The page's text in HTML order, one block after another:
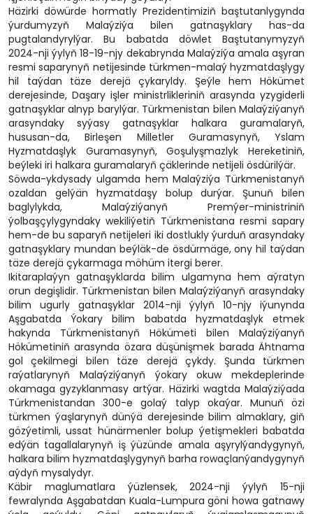
Häzirki döwürde hormatly Prezidentimiziň baştutanlygynda
ýurdumyzyň Malaýziýa bilen gatnaşyklary has-da
pugtalandyrylýar. Bu babatda döwlet Baştutanymyzyň
2024-nji ýylyň 18-19-njy dekabrynda Malaýziýa amala aşyran
resmi saparynyň netijesinde türkmen-malaý hyzmatdaşlygy
hil taýdan täze derejä çykaryldy. Şeýle hem Hökümet
derejesinde, Daşary işler ministrlikleriniň arasynda yzygiderli
gatnaşyklar alnyp barylýar. Türkmenistan bilen Malaýziýanyň
arasyndaky syýasy gatnaşyklar halkara guramalaryň,
hususan-da, Birleşen Milletler Guramasynyň, Yslam
Hyzmatdaşlyk Guramasynyň, Goşulyşmazlyk Hereketiniň,
beýleki iri halkara guramalaryň çäklerinde netijeli ösdürilýär.
Söwda-ykdysady ulgamda hem Malaýziýa Türkmenistanyň
ozaldan gelýän hyzmatdaşy bolup durýar. Şunuň bilen
baglylykda, Malaýziýanyň Premýer-ministriniň
ýolbaşçylygyndaky wekiliýetiň Türkmenistana resmi sapary
hem-de bu saparyň netijeleri iki dostlukly ýurduň arasyndaky
gatnaşyklary mundan beýläk-de ösdürmäge, ony hil taýdan
täze derejä çykarmaga möhüm itergi berer.
Ikitaraplaýyn gatnaşyklarda bilim ulgamyna hem aýratyn
orun degişlidir. Türkmenistan bilen Malaýziýanyň arasyndaky
bilim ugurly gatnaşyklar 2014-nji ýylyň 10-njy iýunynda
Aşgabatda Ýokary bilim babatda hyzmatdaşlyk etmek
hakynda Türkmenistanyň Hökümeti bilen Malaýziýanyň
Hökümetiniň arasynda özara düşünişmek barada Ähtnama
gol çekilmegi bilen täze derejä çykdy. Şunda türkmen
raýatlarynyň Malaýziýanyň ýokary okuw mekdeplerinde
okamaga gyzyklanmasy artýar. Häzirki wagtda Malaýziýada
Türkmenistandan 300-e golaý talyp okaýar. Munuň özi
türkmen ýaşlarynyň dünýä derejesinde bilim almaklary, giň
gözýetimli, ussat hünärmenler bolup ýetişmekleri babatda
edýän tagallalarynyň iş ýüzünde amala aşyrylýandygynyň,
halkara bilim hyzmatdaşlygynyň barha rowaçlanýandygynyň
aýdyň mysalydyr.
Käbir maglumatlara ýüzlensek, 2024-nji ýylyň 15-nji
fewralynda Aşgabatdan Kuala-Lumpura göni howa gatnawy